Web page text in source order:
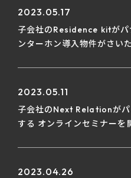
2023.05.17
子会社のResidence kitがパ
ンターホン導入物件がさい
2023.05.11
子会社のNext Relationがパ
する オンラインセミナーを
2023.04.26